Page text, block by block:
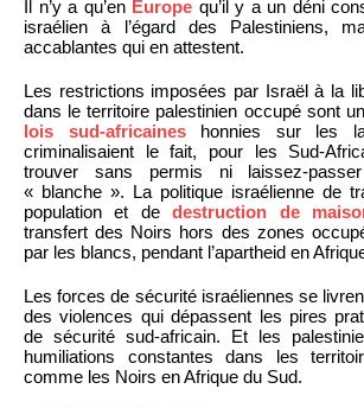
Il n’y a qu’en Europe qu’il y a un déni
israélien à l’égard des Palestiniens,
accablantes qui en attestent.
Les restrictions imposées par Israël à la
dans le territoire palestinien occupé sont
lois sud-africaineshonnies sur les
criminalisaient le fait, pour les Sud-
trouver sans permis ni laissez-
« blanche ». La politique israélienne de
population et dedestruction de
transfert des Noirs hors des zones
par les blancs, pendant l’apartheid en
Les forces de sécurité israéliennes se
des violences qui dépassent les pires
de sécurité sud-africain. Et les
humiliations constantes dans les
comme les Noirs en Afrique du Sud.